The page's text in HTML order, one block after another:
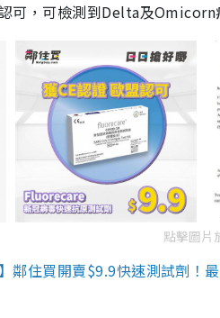
可，可檢測到Delta及
點擊圖片
鄰住買開賣$9.9快速測試劑！